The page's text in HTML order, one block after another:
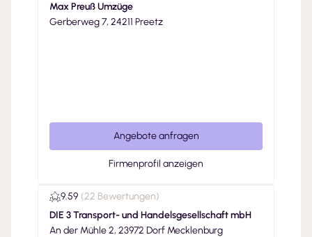
Max Preuß Umzüge
Gerberweg 7, 24211 Preetz
Angebote anfragen
Firmenprofil anzeigen
9.59 (22 Bewertungen)
DIE 3 Transport- und Handelsgesellschaft mbH
An der Mühle 2, 23972 Dorf Mecklenburg